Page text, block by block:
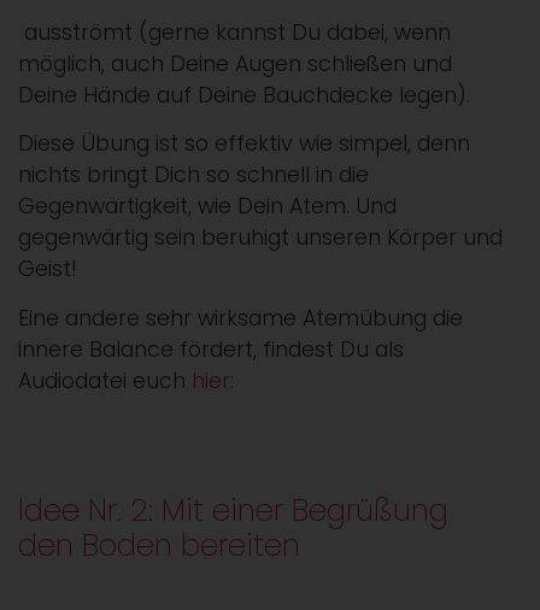
ausströmt (gerne kannst Du dabei, wenn
möglich, auch Deine Augen schließen und
Deine Hände auf Deine Bauchdecke legen).
Diese Übung ist so effektiv wie simpel, denn
nichts bringt Dich so schnell in die
Gegenwärtigkeit, wie Dein Atem. Und
gegenwärtig sein beruhigt unseren Körper und
Geist!
Eine andere sehr wirksame Atemübung die
innere Balance fördert, findest Du als
Audiodatei euch hier:
Idee Nr. 2: Mit einer Begrüßung
den Boden bereiten